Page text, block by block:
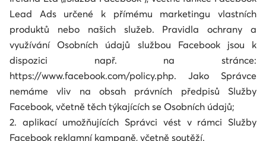
Lead Ads určené k přímému marketingu vlastních
produktů nebo našich služeb. Pravidla ochrany a
využívání Osobních údajů službou Facebook jsou k
dispozici např. na stránce:
https://www.facebook.com/policy.php. Jako Správce
nemáme vliv na obsah právních předpisů Služby
Facebook, včetně těch týkajících se Osobních údajů;
2. aplikací umožňujících Správci vést v rámci Služby
Facebook reklamní kampaně, včetně soutěží.